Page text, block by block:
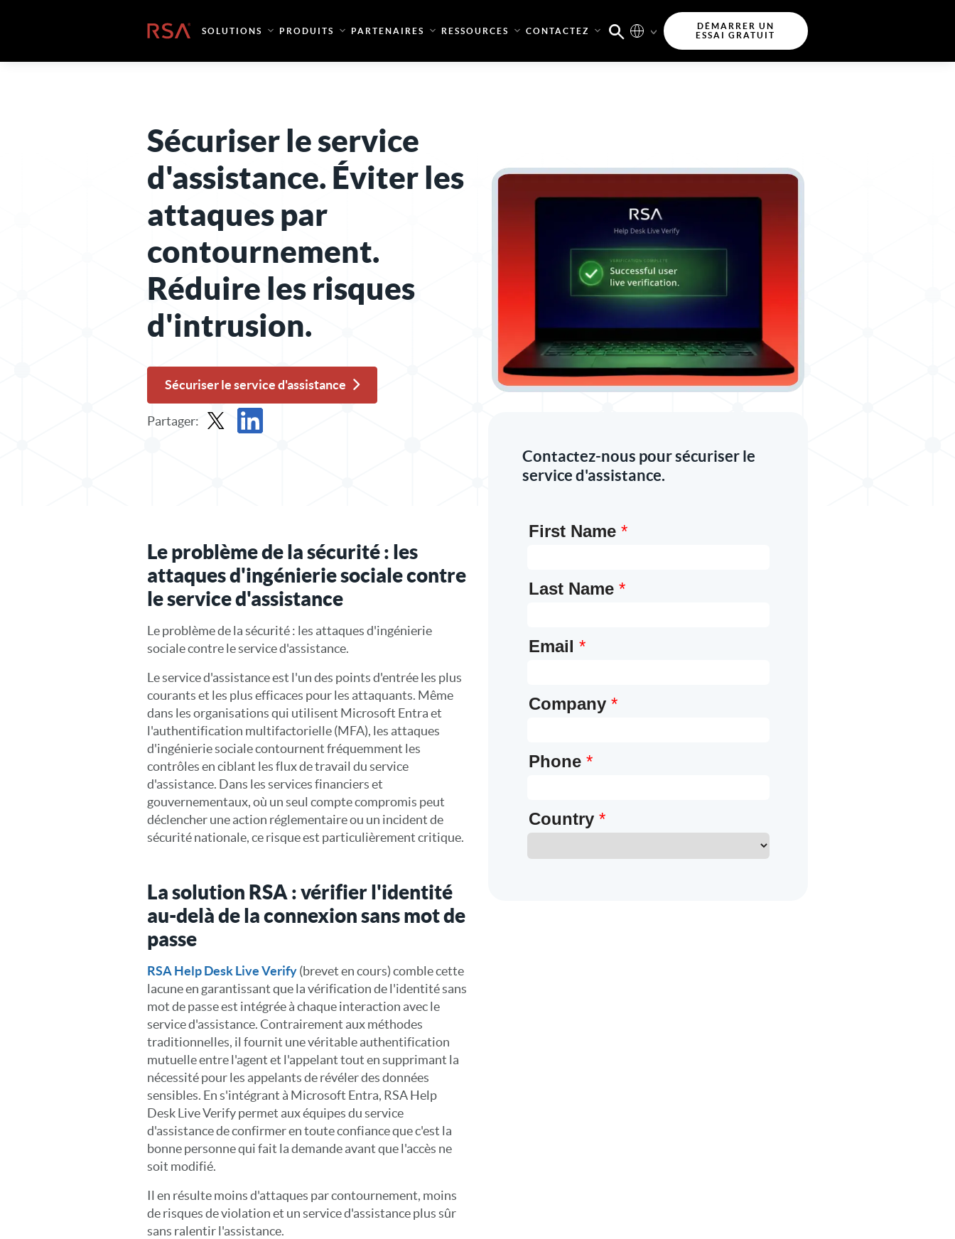
Accueil SOLUTIONS PRODUITS PARTENAIRES RESSOURCES CONTACTEZ
DÉMARRER UN
ESSAI GRATUIT
Sécuriser le service
d'assistance. Éviter les
attaques par
contournement.
Réduire les risques
d'intrusion.
Sécuriser le service d'assistance
Partager:
Le problème de la sécurité : les
attaques d'ingénierie sociale contre
le service d'assistance
Le problème de la sécurité : les attaques d'ingénierie
sociale contre le service d'assistance.
Le service d'assistance est l'un des points d'entrée les plus
courants et les plus efficaces pour les attaquants. Même
dans les organisations qui utilisent Microsoft Entra et
l'authentification multifactorielle (MFA), les attaques
d'ingénierie sociale contournent fréquemment les
contrôles en ciblant les flux de travail du service
d'assistance. Dans les services financiers et
gouvernementaux, où un seul compte compromis peut
déclencher une action réglementaire ou un incident de
sécurité nationale, ce risque est particulièrement critique.
La solution RSA : vérifier l'identité
au-delà de la connexion sans mot de
passe
RSA Help Desk Live Verify(brevet en cours) comble cette
lacune en garantissant que la vérification de l'identité sans
mot de passe est intégrée à chaque interaction avec le
service d'assistance. Contrairement aux méthodes
traditionnelles, il fournit une véritable authentification
mutuelle entre l'agent et l'appelant tout en supprimant la
nécessité pour les appelants de révéler des données
sensibles. En s'intégrant à Microsoft Entra, RSA Help
Desk Live Verify permet aux équipes du service
d'assistance de confirmer en toute confiance que c'est la
bonne personne qui fait la demande avant que l'accès ne
soit modifié.
Il en résulte moins d'attaques par contournement, moins
de risques de violation et un service d'assistance plus sûr
sans ralentir l'assistance.
Contactez-nous pour sécuriser le
service d'assistance.